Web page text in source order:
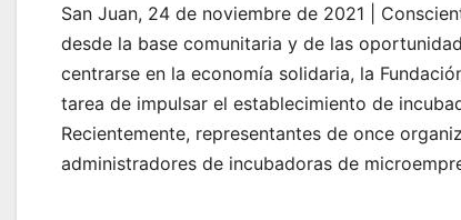
San Juan, 24 de noviembre de 2021 |
desde la base comunitaria y de las
centrarse en la economía solidaria, la
tarea de impulsar el establecimiento de
Recientemente, representantes de once
administradores de incubadoras de